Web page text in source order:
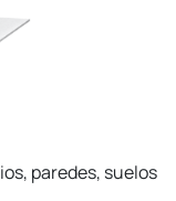
paredes, suelos